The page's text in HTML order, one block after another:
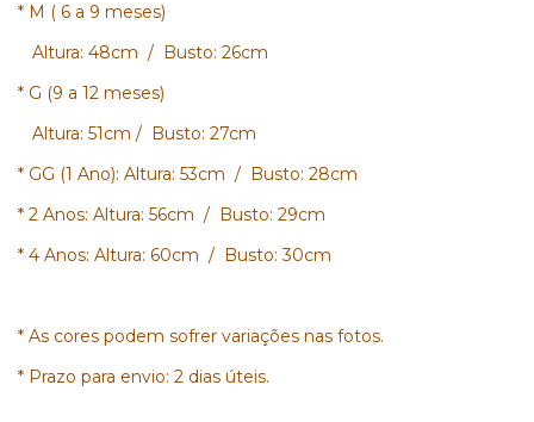
* M ( 6 a 9 meses)
Altura: 48cm / Busto: 26cm
* G (9 a 12 meses)
Altura: 51cm / Busto: 27cm
* GG (1 Ano): Altura: 53cm / Busto: 28cm
* 2 Anos: Altura: 56cm / Busto: 29cm
* 4 Anos: Altura: 60cm / Busto: 30cm
* As cores podem sofrer variações nas fotos.
* Prazo para envio: 2 dias úteis.